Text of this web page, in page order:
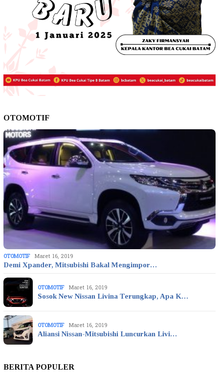
OTOMOTIF
OTOMOTIF Maret 16, 2019
Demi Xpander, Mitsubishi Bakal Mengimpor…
OTOMOTIF Maret 16, 2019
Sosok New Nissan Livina Terungkap, Apa K…
OTOMOTIF Maret 16, 2019
Aliansi Nissan-Mitsubishi Luncurkan Livi…
BERITA POPULER